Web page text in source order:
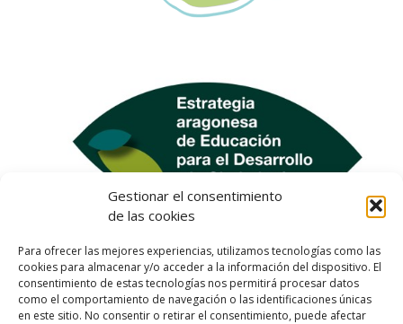
Gestionar el consentimiento
de las cookies
Para ofrecer las mejores experiencias, utilizamos tecnologías como las
cookies para almacenar y/o acceder a la información del dispositivo. El
consentimiento de estas tecnologías nos permitirá procesar datos
como el comportamiento de navegación o las identificaciones únicas
en este sitio. No consentir o retirar el consentimiento, puede afectar